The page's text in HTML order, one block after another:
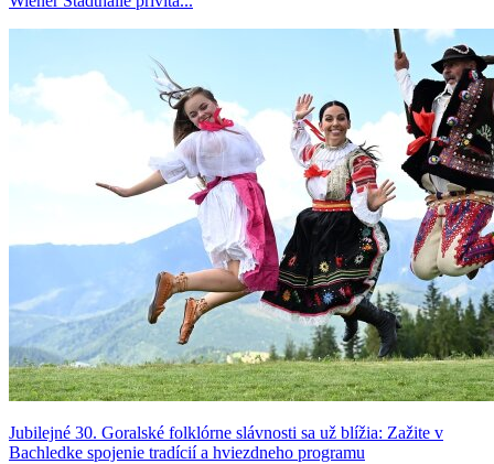
Jubilejné 30. Goralské folklórne slávnosti sa už blížia: Zažite v
Bachledke spojenie tradícií a hviezdneho programu